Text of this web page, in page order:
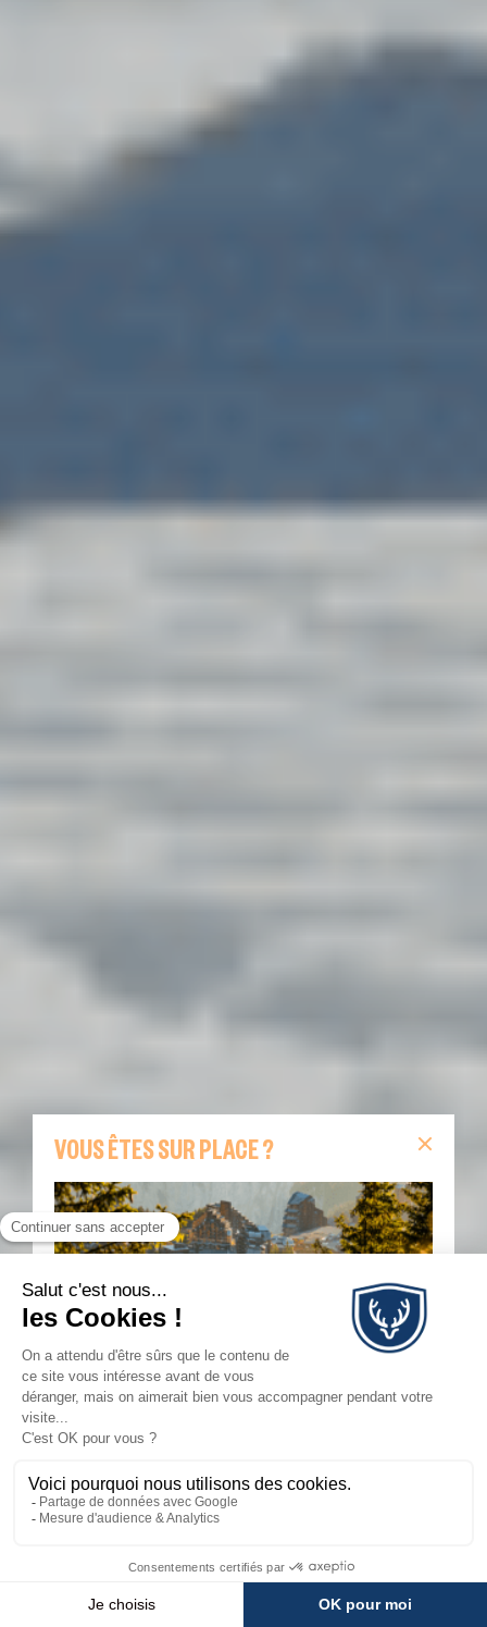
VOUS ÊTES SUR PLACE ?
Vous êtes sur place ? Retrouvez sur cette page
toutes les informations indispensables pour votre
séjour : remontées mécaniques en temps réel,
webcams, animations du jour, carte interactive,
Avoriaz.